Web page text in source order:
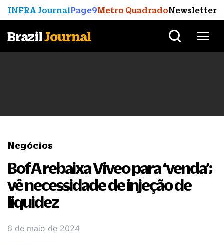
INFRA JournalPage9Metro QuadradoNewsletter
BrazilJournal
Negócios
BofA rebaixa Viveo para ‘venda’;
vê necessidade de injeção de
liquidez
6 de maio de 2024